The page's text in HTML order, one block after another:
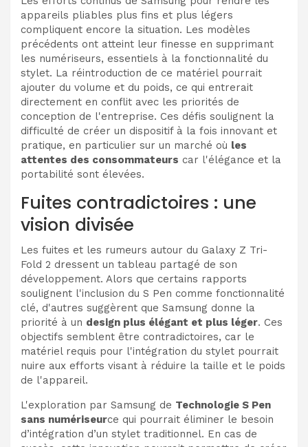
appareils pliables plus fins et plus légers
compliquent encore la situation. Les modèles
précédents ont atteint leur finesse en supprimant
les numériseurs, essentiels à la fonctionnalité du
stylet. La réintroduction de ce matériel pourrait
ajouter du volume et du poids, ce qui entrerait
directement en conflit avec les priorités de
conception de l'entreprise. Ces défis soulignent la
difficulté de créer un dispositif à la fois innovant et
pratique, en particulier sur un marché où les
attentes des consommateurs car l'élégance et la
portabilité sont élevées.
Fuites contradictoires : une
vision divisée
Les fuites et les rumeurs autour du Galaxy Z Tri-
Fold 2 dressent un tableau partagé de son
développement. Alors que certains rapports
soulignent l'inclusion du S Pen comme fonctionnalité
clé, d'autres suggèrent que Samsung donne la
priorité à un design plus élégant et plus léger. Ces
objectifs semblent être contradictoires, car le
matériel requis pour l'intégration du stylet pourrait
nuire aux efforts visant à réduire la taille et le poids
de l'appareil.
L'exploration par Samsung de Technologie S Pen
sans numériseurce qui pourrait éliminer le besoin
d’intégration d’un stylet traditionnel. En cas de